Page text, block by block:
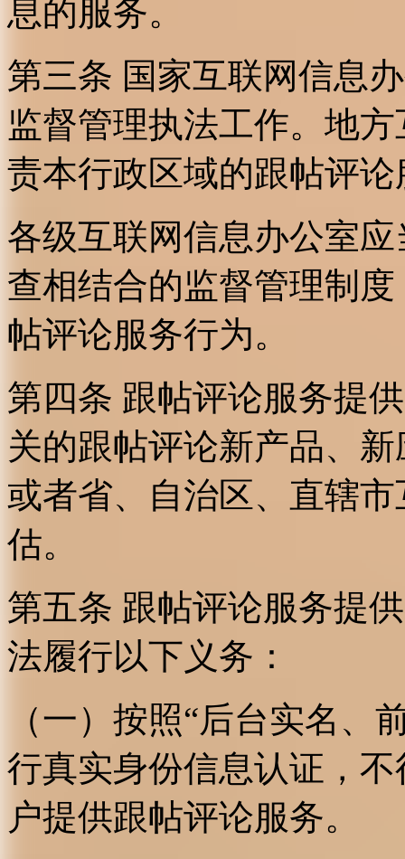
息的服务。
第三条 国家互联网信息
监督管理执法工作。地
责本行政区域的跟帖评
各级互联网信息办公室
查相结合的监督管理制
帖评论服务行为。
第四条 跟帖评论服务提
关的跟帖评论新产品、
或者省、自治区、直辖
估。
第五条 跟帖评论服务提
法履行以下义务：
（一）按照“后台实名、
行真实身份信息认证，
户提供跟帖评论服务。